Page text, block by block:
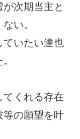
次期当主と
い。
ていたい達也
くれる存在
等の願望を叶